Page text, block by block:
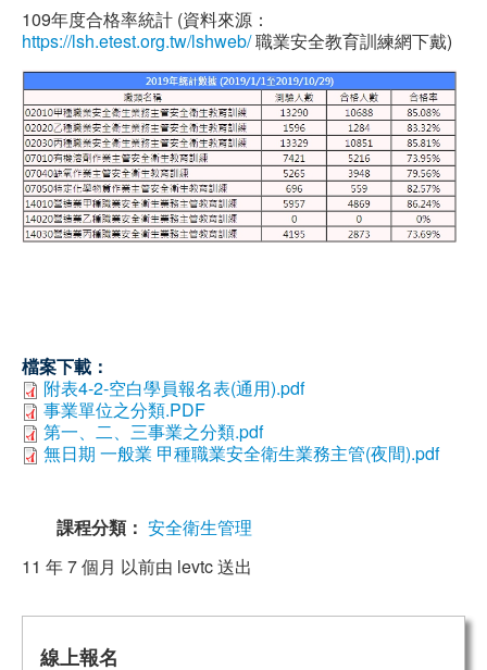
109年度合格率統計 (資料來源：
https://lsh.etest.org.tw/lshweb/職業安全教育訓練網下戴)
檔案下載：
附表4-2-空白學員報名表(通用).pdf
事業單位之分類.PDF
第一、二、三事業之分類.pdf
無日期 一般業 甲種職業安全衛生業務主管(夜間).pdf
課程分類： 安全衛生管理
11 年 7 個月 以前由 levtc送出
線上報名